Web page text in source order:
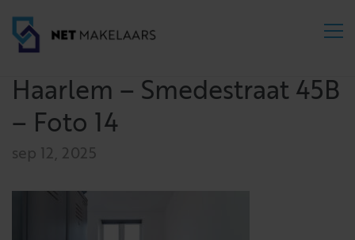
Haarlem – Smedestraat 45B
– Foto 14
sep 12, 2025